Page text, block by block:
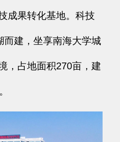
成果转化基地。科技
而建，坐享南海大学城
，占地面积270亩，建